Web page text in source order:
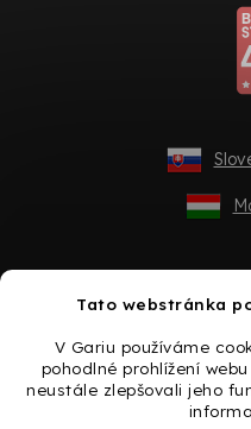
Tato webstránka
V Gariu používáme
pohodlné prohlížení
neustále zlepšovali jeho